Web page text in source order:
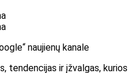
naujienų kanale
tendencijas ir įžvalgas, kurios